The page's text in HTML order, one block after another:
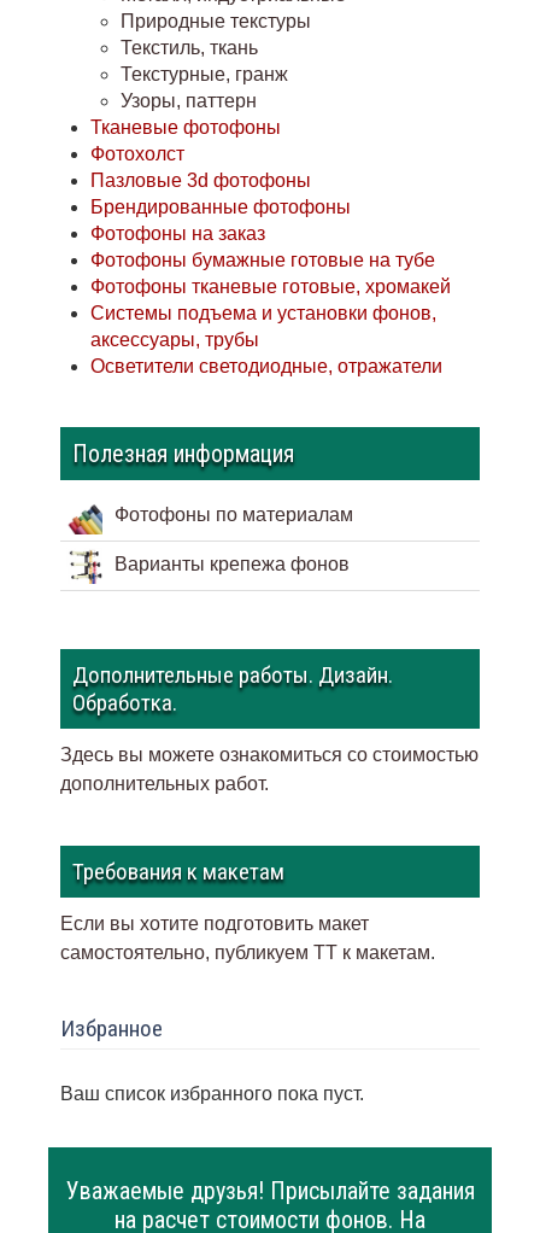
Природные текстуры
Текстиль, ткань
Текстурные, гранж
Узоры, паттерн
Тканевые фотофоны
Фотохолст
Пазловые 3d фотофоны
Брендированные фотофоны
Фотофоны на заказ
Фотофоны бумажные готовые на тубе
Фотофоны тканевые готовые, хромакей
Системы подъема и установки фонов,
аксессуары, трубы
Осветители светодиодные, отражатели
Полезная информация
Фотофоны по материалам
Варианты крепежа фонов
Дополнительные работы. Дизайн.
Обработка.
Здесь вы можете ознакомиться со стоимостью
дополнительных работ.
Требования к макетам
Если вы хотите подготовить макет
самостоятельно, публикуем ТТ к макетам.
Избранное
Ваш список избранного пока пуст.
Уважаемые друзья! Присылайте задания
на расчет стоимости фонов. На